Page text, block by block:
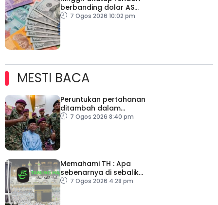
berbanding dolar AS
menjelang pengumuman
7 Ogos 2026 10:02 pm
MESTI BACA
Peruntukan pertahanan
ditambah dalam
Belanjawan 2027
7 Ogos 2026 8:40 pm
Memahami TH : Apa
sebenarnya di sebalik
angka
7 Ogos 2026 4:28 pm